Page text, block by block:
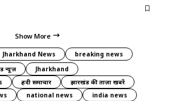
Show More
Jharkhand News
breaking news
न्यूज़
Jharkhand
हिंदी समाचार
झारखंड की ताज़ा खबरें
national news
india news